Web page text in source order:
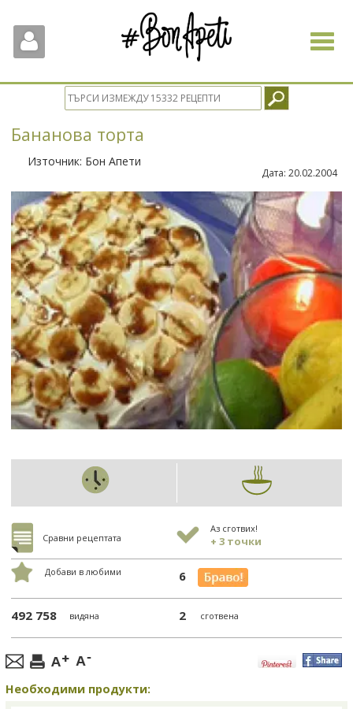
Toggle
Бананова торта
Източник: Бон Апети
Дата: 20.02.2004
Сравни рецептата
Аз сготвих!
+ 3 точки
Добави в любими 6
492 758 видяна 2 сготвена
Необходими продукти: